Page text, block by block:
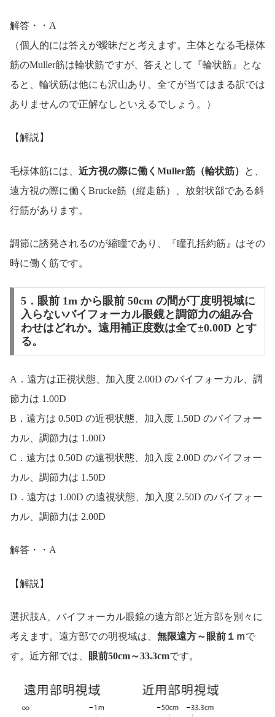
解答・・A
（個人的には答えが曖昧だと考えます。主体となる毛様体
筋のMuller筋は輪状筋ですが、答えとして『輪状筋』とな
ると、輪状筋は他にも沢山あり、全てが当てはまる訳では
ありませんので正解なしといえるでしょう。）
【解説】
毛様体筋には、 近方視の際に働くMuller筋（輪状筋）
と、
遠方視の際に働くBrucke筋（縦走筋）、放射状部である斜
行筋があります。
調節に誘発されるのが縮瞳であり、『瞳孔括約筋』はその
時に働く筋です。
5．眼前 1m から眼前 50cm の間が丁度明視域に
入らないバイフォーカル眼鏡と調節力の組み合
わせはどれか。遠用補正度数は全て±0.00D とす
る。
A．遠方は正視状態、加入度 2.00D のバイフォーカル、調
節力は 1.00D
B．遠方は 0.50D の近視状態、加入度 1.50D のバイフォー
カル、調節力は 1.00D
C．遠方は 0.50D の遠視状態、加入度 2.00D のバイフォー
カル、調節力は 1.50D
D．遠方は 1.00D の遠視状態、加入度 2.50D のバイフォー
カル、調節力は 2.00D
解答・・A
【解説】
選択肢A、バイフォーカル眼鏡の遠方部と近方部を別々に
考えます。遠方部での明視域は、 無限遠方～眼前１ｍで
す。近方部では、
眼前50cm～33.3cmです。